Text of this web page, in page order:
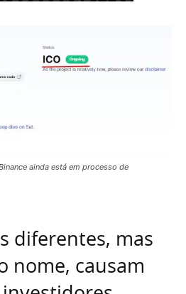
ainda está em processo de
diferentes, mas
nome, causam